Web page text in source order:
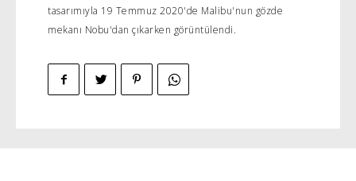
tasarımıyla 19 Temmuz 2020'de Malibu'nun gözde
mekanı Nobu'dan çıkarken görüntülendi.